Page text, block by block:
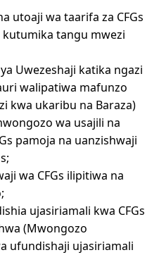
utoaji wa taarifa za CFGs
tangu mwezi
Uwezeshaji katika ngazi
walipatiwa mafunzo
kwa ukaribu na Baraza)
wa usajili na
pamoja na uanzishwaji
wa CFGs ilipitiwa na
ujasiriamali kwa CFGs
(Mwongozo
ufundishaji ujasiriamali